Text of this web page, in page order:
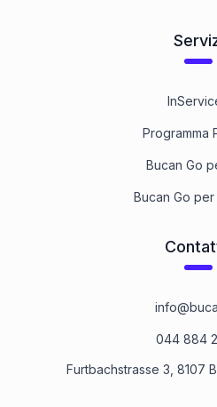
Programma
Bucan Go
Bucan Go
044 884
Furtbachstrasse 3, 8107